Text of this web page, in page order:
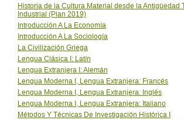
Historia de la Cultura Material desde la Antigüedad
Industrial (Plan 2019)
Introducción A La Economía
Introducción A La Sociología
La Civilización Griega
Lengua Clásica I: Latín
Lengua Extranjera I: Alemán
Lengua Moderna I, Lengua Extranjera: Francés
Lengua Moderna I, Lengua Extranjera: Inglés
Lengua Moderna I, Lengua Extranjera: Italiano
Métodos Y Técnicas De Investigación Histórica I